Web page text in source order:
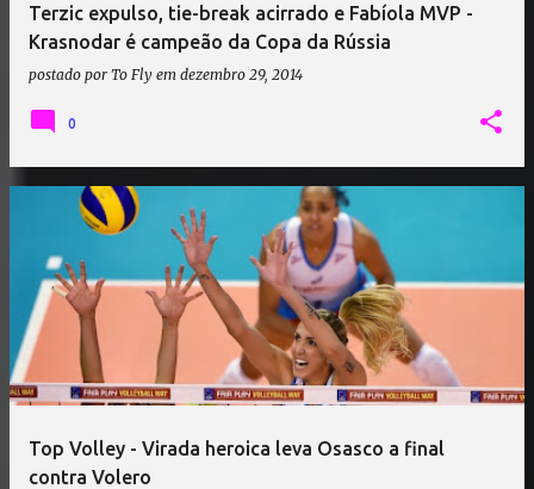
Terzic expulso, tie-break acirrado e Fabíola MVP -
Krasnodar é campeão da Copa da Rússia
postado por To Fly em dezembro 29, 2014
0
Top Volley - Virada heroica leva Osasco a final
contra Volero